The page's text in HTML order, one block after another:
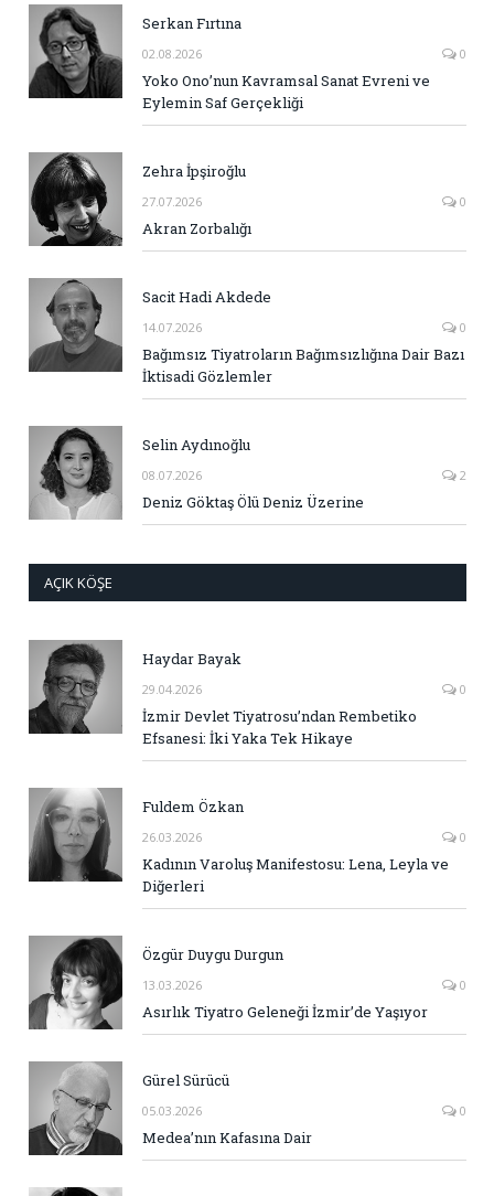
Serkan Fırtına
02.08.2026 0
Yoko Ono’nun Kavramsal Sanat Evreni ve
Eylemin Saf Gerçekliği
Zehra İpşiroğlu
27.07.2026 0
Akran Zorbalığı
Sacit Hadi Akdede
14.07.2026 0
Bağımsız Tiyatroların Bağımsızlığına Dair Bazı
İktisadi Gözlemler
Selin Aydınoğlu
08.07.2026 2
Deniz Göktaş Ölü Deniz Üzerine
AÇIK KÖŞE
Haydar Bayak
29.04.2026 0
İzmir Devlet Tiyatrosu’ndan Rembetiko
Efsanesi: İki Yaka Tek Hikaye
Fuldem Özkan
26.03.2026 0
Kadının Varoluş Manifestosu: Lena, Leyla ve
Diğerleri
Özgür Duygu Durgun
13.03.2026 0
Asırlık Tiyatro Geleneği İzmir’de Yaşıyor
Gürel Sürücü
05.03.2026 0
Medea’nın Kafasına Dair